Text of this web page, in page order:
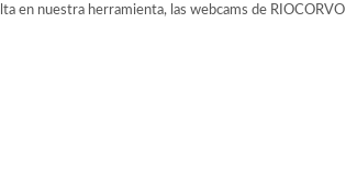
en nuestra herramienta, las webcams de